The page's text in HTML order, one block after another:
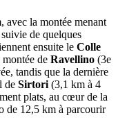
avec la montée menant
de quelques
ensuite le Colle
de Ravellino (3e
tandis que la dernière
de Sirtori (3,1 km à 4
plats, au cœur de la
de 12,5 km à parcourir